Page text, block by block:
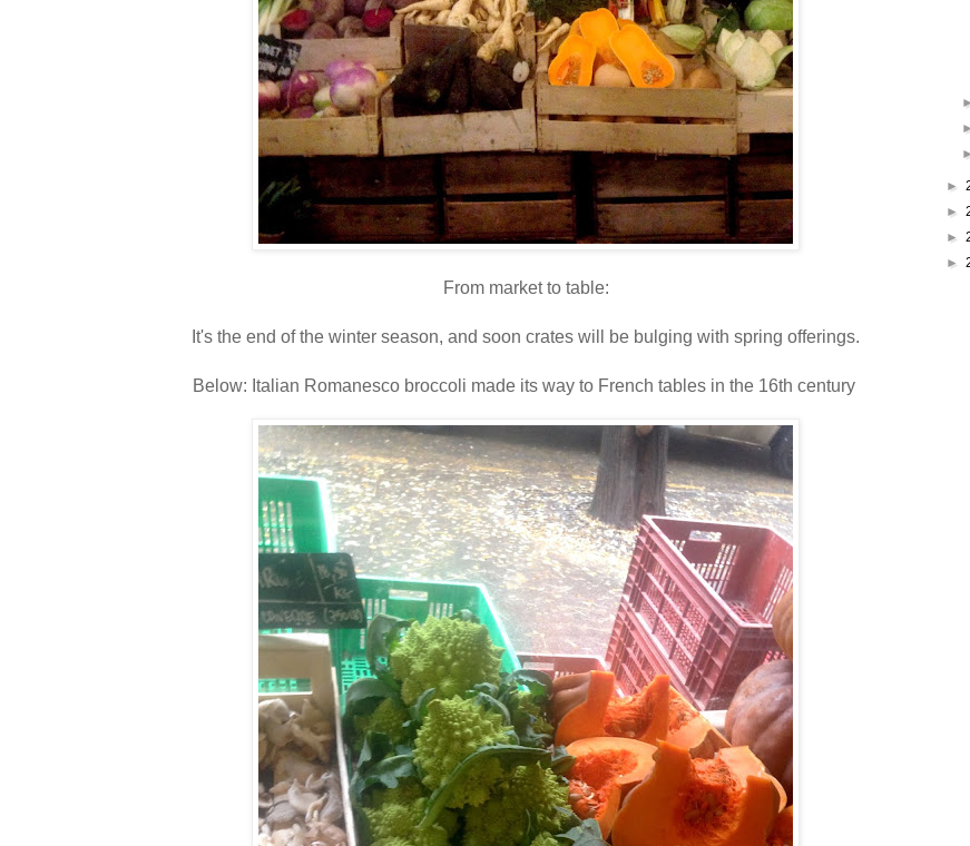
From market to table:
It's the end of the winter season, and soon crates will be bulging with spring offerings.
Below: Italian Romanesco broccoli made its way to French tables in the 16th century
►
►
►
►